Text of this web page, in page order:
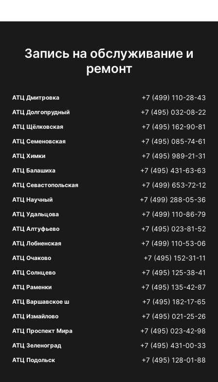
Запись на обслуживание и
ремонт
АТЦ Дмитровка +7 (499) 110-28-43
АТЦ Долгопрудный +7 (495) 032-08-22
АТЦ Щёлковская +7 (495) 162-90-81
АТЦ Семеновская +7 (495) 085-74-61
АТЦ Химки +7 (495) 989-21-31
АТЦ Балашиха +7 (495) 431-63-63
АТЦ Севастопольская +7 (499) 653-72-12
АТЦ Научный +7 (499) 288-05-36
АТЦ Удальцова +7 (499) 110-86-79
АТЦ Алтуфьево +7 (495) 023-81-52
АТЦ Лобненская +7 (499) 110-53-06
АТЦ Очаково +7 (495) 152-31-11
АТЦ Солнцево +7 (495) 125-38-41
АТЦ Раменки +7 (495) 135-42-87
АТЦ Варшавское ш +7 (495) 182-17-65
АТЦ Измайлово +7 (495) 021-25-26
АТЦ Проспект Мира +7 (495) 023-42-98
АТЦ Зеленоград +7 (495) 431-00-33
АТЦ Подольск +7 (495) 128-01-88